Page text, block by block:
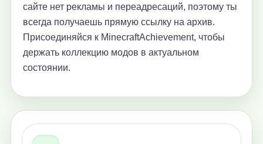
сайте нет рекламы и переадресаций, поэтому ты
всегда получаешь прямую ссылку на архив.
Присоединяйся к MinecraftAchievement, чтобы
держать коллекцию модов в актуальном
состоянии.